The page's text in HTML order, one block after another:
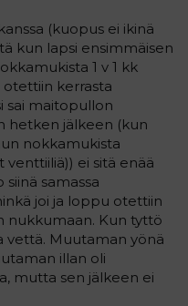
(kuopus ei ikinä
kun lapsi ensimmäisen
1 v 1 kk
otettiin kerrasta
sai maitopullon
hetken jälkeen (kun
nokkamukista
venttiiliä)) ei sitä enää
samassa
joi ja loppu otettiin
nukkumaan. Kun tyttö
vettä. Muutaman yönä
illan oli
mutta sen jälkeen ei